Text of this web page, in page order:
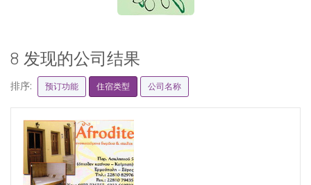
8 发现的公司结果
排序: 预订功能 住宿类型 公司名称